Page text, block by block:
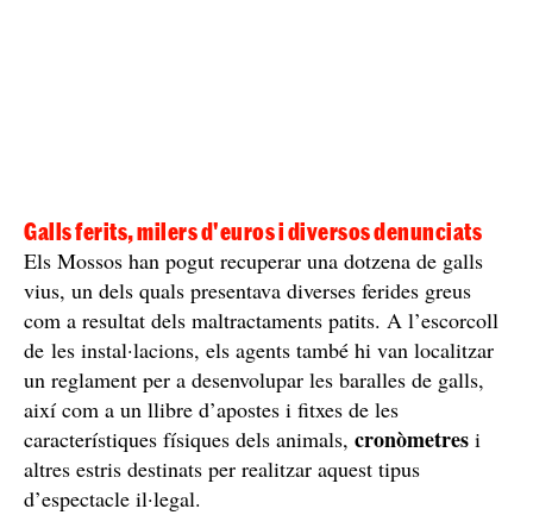
Galls ferits, milers d'euros i diversos denunciats
Els Mossos han pogut recuperar una dotzena de galls
vius, un dels quals presentava diverses ferides greus
com a resultat dels maltractaments patits. A l’escorcoll
de les instal·lacions, els agents també hi van localitzar
un reglament per a desenvolupar les baralles de galls,
així com a un llibre d’apostes i fitxes de les
característiques físiques dels animals, cronòmetres i
altres estris destinats per realitzar aquest tipus
d’espectacle il·legal.